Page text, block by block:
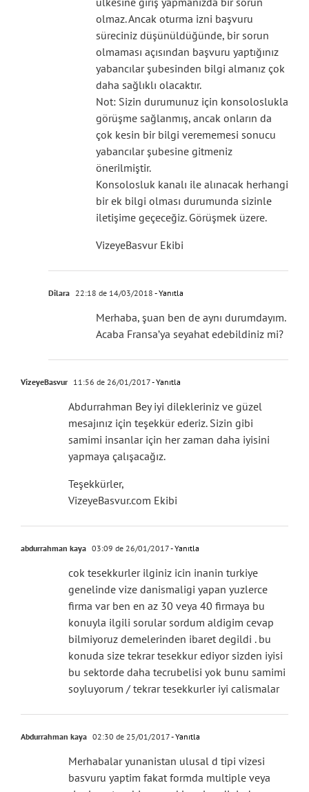
olmaz. Ancak oturma izni başvuru
süreciniz düşünüldüğünde, bir sorun
olmaması açısından başvuru yaptığınız
yabancılar şubesinden bilgi almanız çok
daha sağlıklı olacaktır.
Not: Sizin durumunuz için konsoloslukla
görüşme sağlanmış, ancak onların da
çok kesin bir bilgi verememesi sonucu
yabancılar şubesine gitmeniz
önerilmiştir.
Konsolosluk kanalı ile alınacak herhangi
bir ek bilgi olması durumunda sizinle
iletişime geçeceğiz. Görüşmek üzere.
VizeyeBasvur Ekibi
Dilara 22:18 de 14/03/2018 - Yanıtla
Merhaba, şuan ben de aynı durumdayım.
Acaba Fransa’ya seyahat edebildiniz mi?
VizeyeBasvur 11:56 de 26/01/2017- Yanıtla
Abdurrahman Bey iyi dilekleriniz ve güzel
mesajınız için teşekkür ederiz. Sizin gibi
samimi insanlar için her zaman daha iyisini
yapmaya çalışacağız.
Teşekkürler,
VizeyeBasvur.com Ekibi
abdurrahman kaya 03:09 de 26/01/2017- Yanıtla
cok tesekkurler ilginiz icin inanin turkiye
genelinde vize danismaligi yapan yuzlerce
firma var ben en az 30 veya 40 firmaya bu
konuyla ilgili sorular sordum aldigim cevap
bilmiyoruz demelerinden ibaret degildi . bu
konuda size tekrar tesekkur ediyor sizden iyisi
bu sektorde daha tecrubelisi yok bunu samimi
soyluyorum / tekrar tesekkurler iyi calismalar
Abdurrahman kaya 02:30 de 25/01/2017- Yanıtla
Merhabalar yunanistan ulusal d tipi vizesi
basvuru yaptim fakat formda multiple veya